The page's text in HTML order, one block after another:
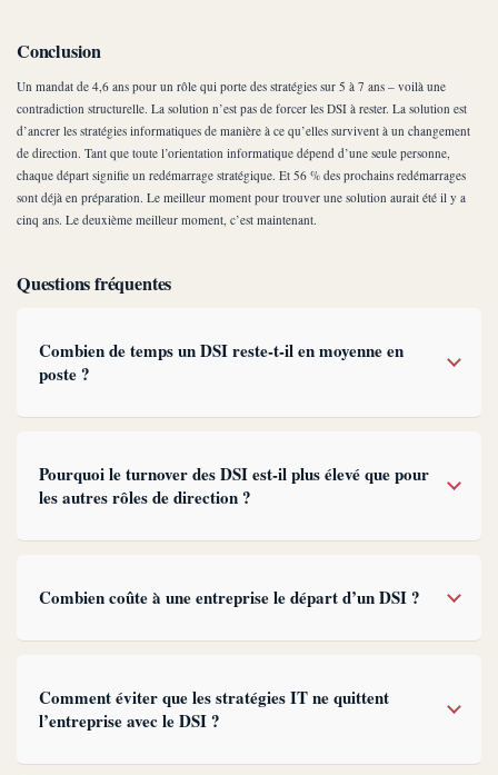
Conclusion
Un mandat de 4,6 ans pour un rôle qui porte des stratégies sur 5 à 7 ans – voilà une
contradiction structurelle. La solution n’est pas de forcer les DSI à rester. La solution est
d’ancrer les stratégies informatiques de manière à ce qu’elles survivent à un changement
de direction. Tant que toute l’orientation informatique dépend d’une seule personne,
chaque départ signifie un redémarrage stratégique. Et 56 % des prochains redémarrages
sont déjà en préparation. Le meilleur moment pour trouver une solution aurait été il y a
cinq ans. Le deuxième meilleur moment, c’est maintenant.
Questions fréquentes
Combien de temps un DSI reste-t-il en moyenne en
poste ?
Pourquoi le turnover des DSI est-il plus élevé que pour
les autres rôles de direction ?
Combien coûte à une entreprise le départ d’un DSI ?
Comment éviter que les stratégies IT ne quittent
l’entreprise avec le DSI ?